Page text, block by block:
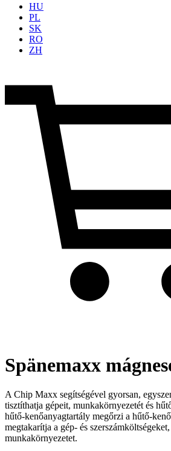
HU
PL
SK
RO
ZH
Spänemaxx
A Chip Maxx segítségével gyorsan,
tisztíthatja gépeit, munkakörnyezetét és
hűtő-kenőanyagtartály megőrzi a hűtő-
megtakarítja a gép- és
munkakörnyezetet.